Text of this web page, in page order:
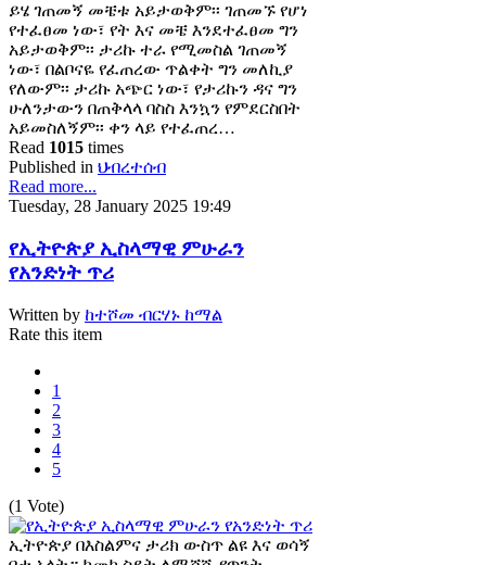
ይሄ ገጠመኝ መቼቱ አይታወቅም፡፡ ገጠመኙ የሆነ
የተፈፀመ ነው፣ የት እና መቼ እንደተፈፀመ ግን
አይታወቅም፡፡ ታሪኩ ተራ የሚመስል ገጠመኝ
ነው፣ በልቦናዬ የፈጠረው ጥልቀት ግን መለኪያ
የለውም፡፡ ታሪኩ አጭር ነው፣ የታሪኩን ዳና ግን
ሁለንታውን በጠቅላላ ባስስ እንኳን የምደርስበት
አይመስለኝም፡፡ ቀን ላይ የተፈጠረ…
Read 1015 times
Published in ህብረተሰብ
Read more...
Tuesday, 28 January 2025 19:49
የኢትዮጵያ ኢስላማዊ ምሁራን
የአንድነት ጥሪ
Written by ከተሾመ ብርሃኑ ከማል
Rate this item
1
2
3
4
5
(1 Vote)
ኢትዮጵያ በእስልምና ታሪክ ውስጥ ልዩ እና ወሳኝ